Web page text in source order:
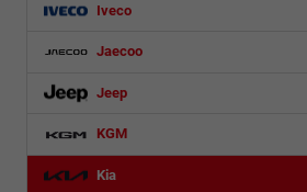
Iveco
Jaecoo
Jeep
KGM
Kia